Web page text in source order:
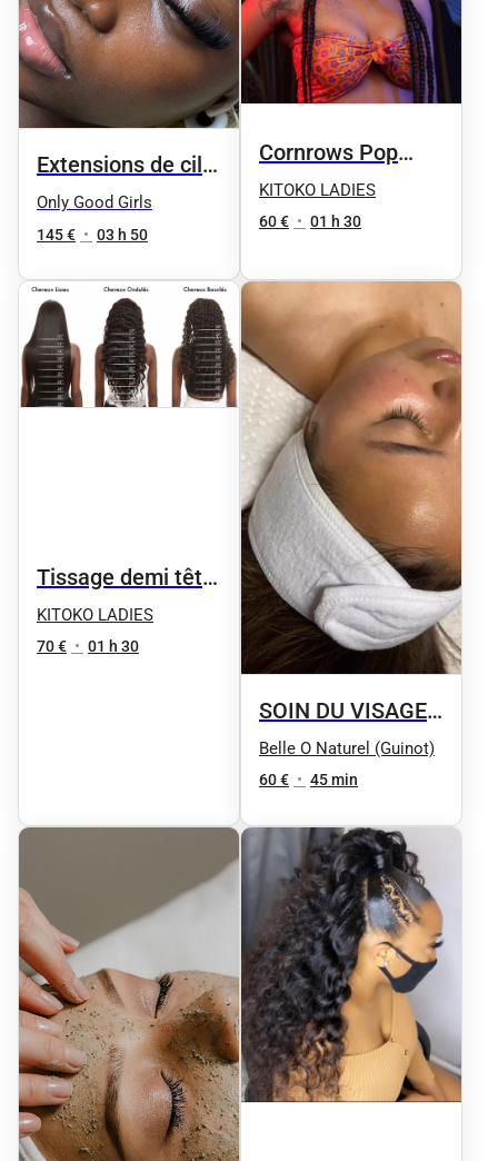
Extensions de cils
+ gainage vsp +
beauté des pieds
Only Good Girls
145 € • 03 h 50
Cornrows Pop
Smoke
KITOKO LADIES
60 € • 01 h 30
Tissage demi tête
nattes collées
KITOKO LADIES
70 € • 01 h 30
SOIN DU VISAGE
// Eclat express :
Gommage et
la nature de la
peau
Belle O Naturel (Guinot)
60 € • 45 min